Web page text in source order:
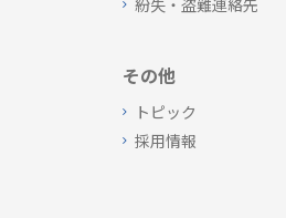
紛失・盗難連絡先
その他
トピック
採用情報